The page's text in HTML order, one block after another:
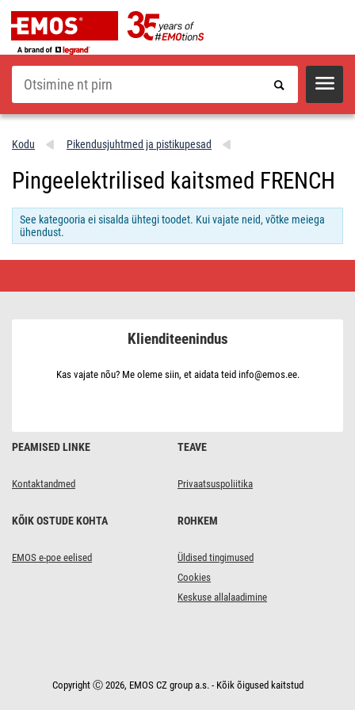
Otsi
Kodu Pikendusjuhtmed ja pistikupesad
Pingeelektrilised kaitsmed FRENCH
See kategooria ei sisalda ühtegi toodet. Kui vajate neid, võtke meiega
ühendust.
PEAMISED LINKE
Kontaktandmed
TEAVE
Privaatsuspoliitika
KÕIK OSTUDE KOHTA
EMOS e-poe eelised
ROHKEM
Üldised tingimused
Cookies
Keskuse allalaadimine
Klienditeenindus
Kas vajate nõu? Me oleme siin, et aidata teid info@emos.ee.
Copyright Ⓒ 2026, EMOS CZ group a.s. - Kõik õigused kaitstud